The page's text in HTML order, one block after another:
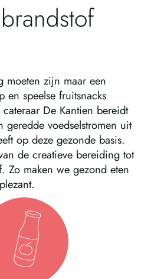
moeten zijn maar een
en speelse fruitsnacks
De Kantien bereidt
geredde voedselstromen uit
op deze gezonde basis.
de creatieve bereiding tot
Zo maken we gezond eten